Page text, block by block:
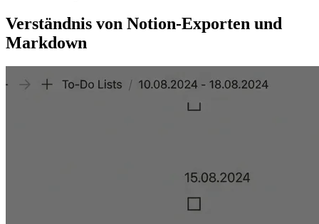
Verständnis von Notion-Exporten und
Markdown